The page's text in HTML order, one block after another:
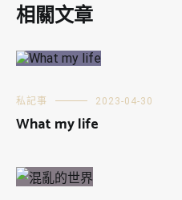
相關文章
私記事 2023-04-30
What my life